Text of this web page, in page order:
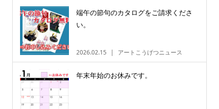
端午の節句のカタログをご請求くださ
い。
2026.02.15 アートこうげつニュース
年末年始のお休みです。